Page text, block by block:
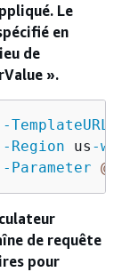
Le
en
de
».
-TemplateURL
-Region us -west
-Parameter @
de requête
pour